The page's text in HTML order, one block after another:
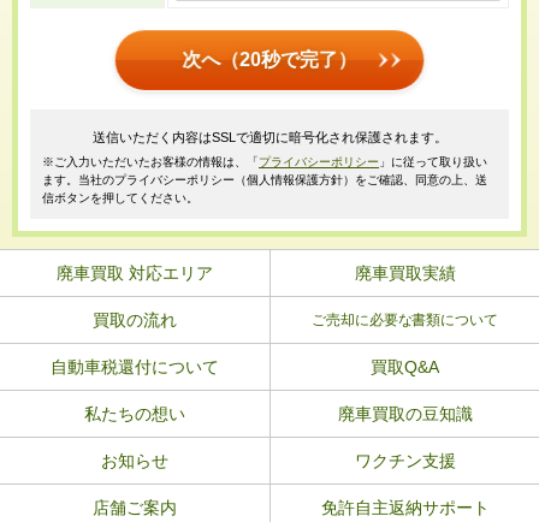
次へ（20秒で完了）
送信いただく内容はSSLで適切に暗号化され保護されます。
※ご入力いただいたお客様の情報は、「プライバシーポリシー 」に従って取り扱い
ます。当社のプライバシーポリシー（個人情報保護方針）をご確認、同意の上、送
信ボタンを押してください。
廃車買取 対応エリア 廃車買取実績
買取の流れ ご売却に必要な書類について
自動車税還付について 買取Q&A
私たちの想い 廃車買取の豆知識
お知らせ ワクチン支援
店舗ご案内 免許自主返納サポート